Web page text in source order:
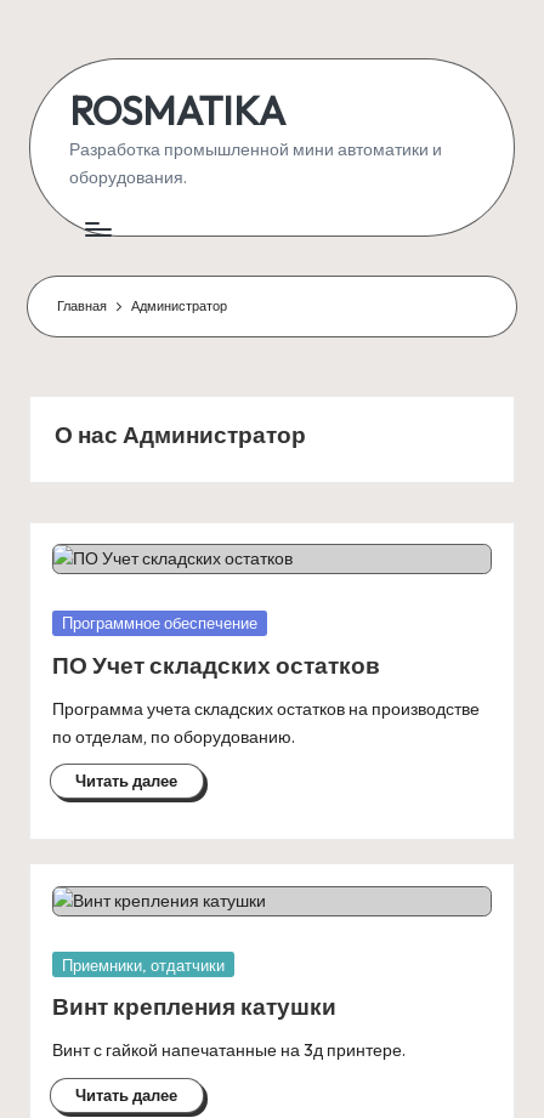
содержимомуROSMATIKA
Разработка промышленной мини автоматики и
оборудования.
Главная Администратор
О нас Администратор
Опубликовано
Программное обеспечение
ПО Учет складских остатков
Программа учета складских остатков на производстве
по отделам, по оборудованию.
Читать далее
Опубликовано
Приемники, отдатчики
Винт крепления катушки
Винт с гайкой напечатанные на 3д принтере.
Читать далее